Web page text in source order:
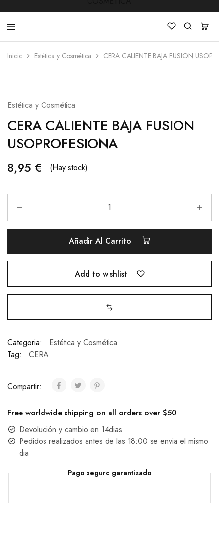
,Peluquería
Mobiliarios
,
Cosmética
y
Inicio Estética y Cosmética CERA CALIENTE BAJA FUSION
Estética y Cosmética
CERA CALIENTE BAJA FUSION
USOPROFESIONA
8,95 € (Hay stock)
Añadir Al Carrito
Add to wishlist
Categoria:
Estética y Cosmética
Tag:
CERA
Compartir:
Free worldwide shipping on all orders over $50
Devolución y cambio en 14dias
Pedidos realizados antes de las 18:00 se envia el mismo
dia
Pago seguro garantizado